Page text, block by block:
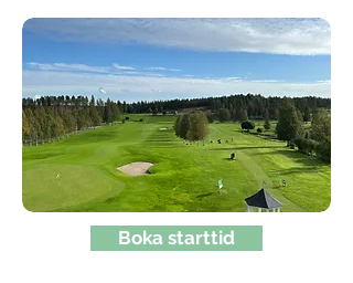
Boka starttid